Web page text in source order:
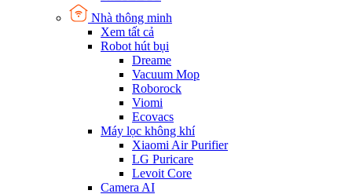
Nhà thông minh
Xem tất cả
Robot hút bụi
Dreame
Vacuum Mop
Roborock
Viomi
Ecovacs
Máy lọc không khí
Xiaomi Air Purifier
LG Puricare
Levoit Core
Camera AI